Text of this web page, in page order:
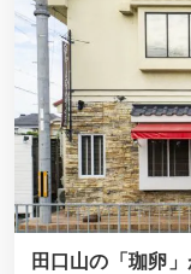
田口山の「珈卵